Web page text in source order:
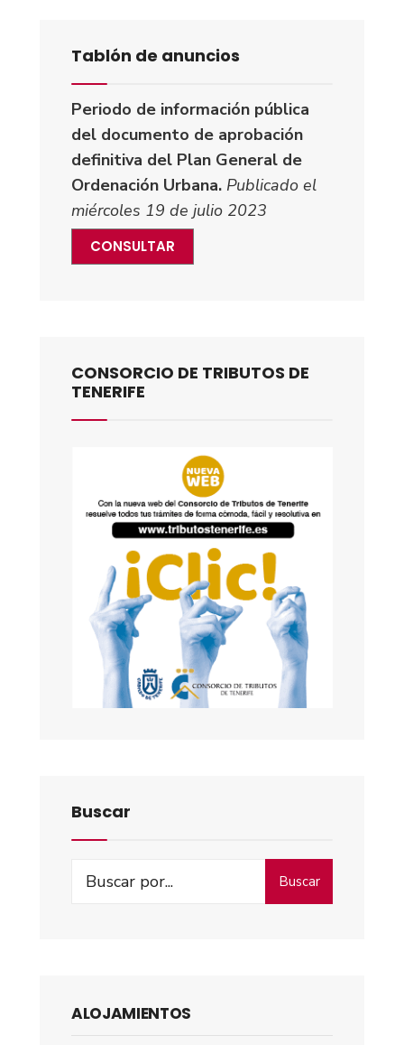
Tablón de anuncios
Periodo de información pública
del documento de aprobación
definitiva del Plan General de
Ordenación Urbana. Publicado el
miércoles 19 de julio 2023
CONSULTAR
CONSORCIO DE TRIBUTOS DE
TENERIFE
Buscar
Buscar
ALOJAMIENTOS